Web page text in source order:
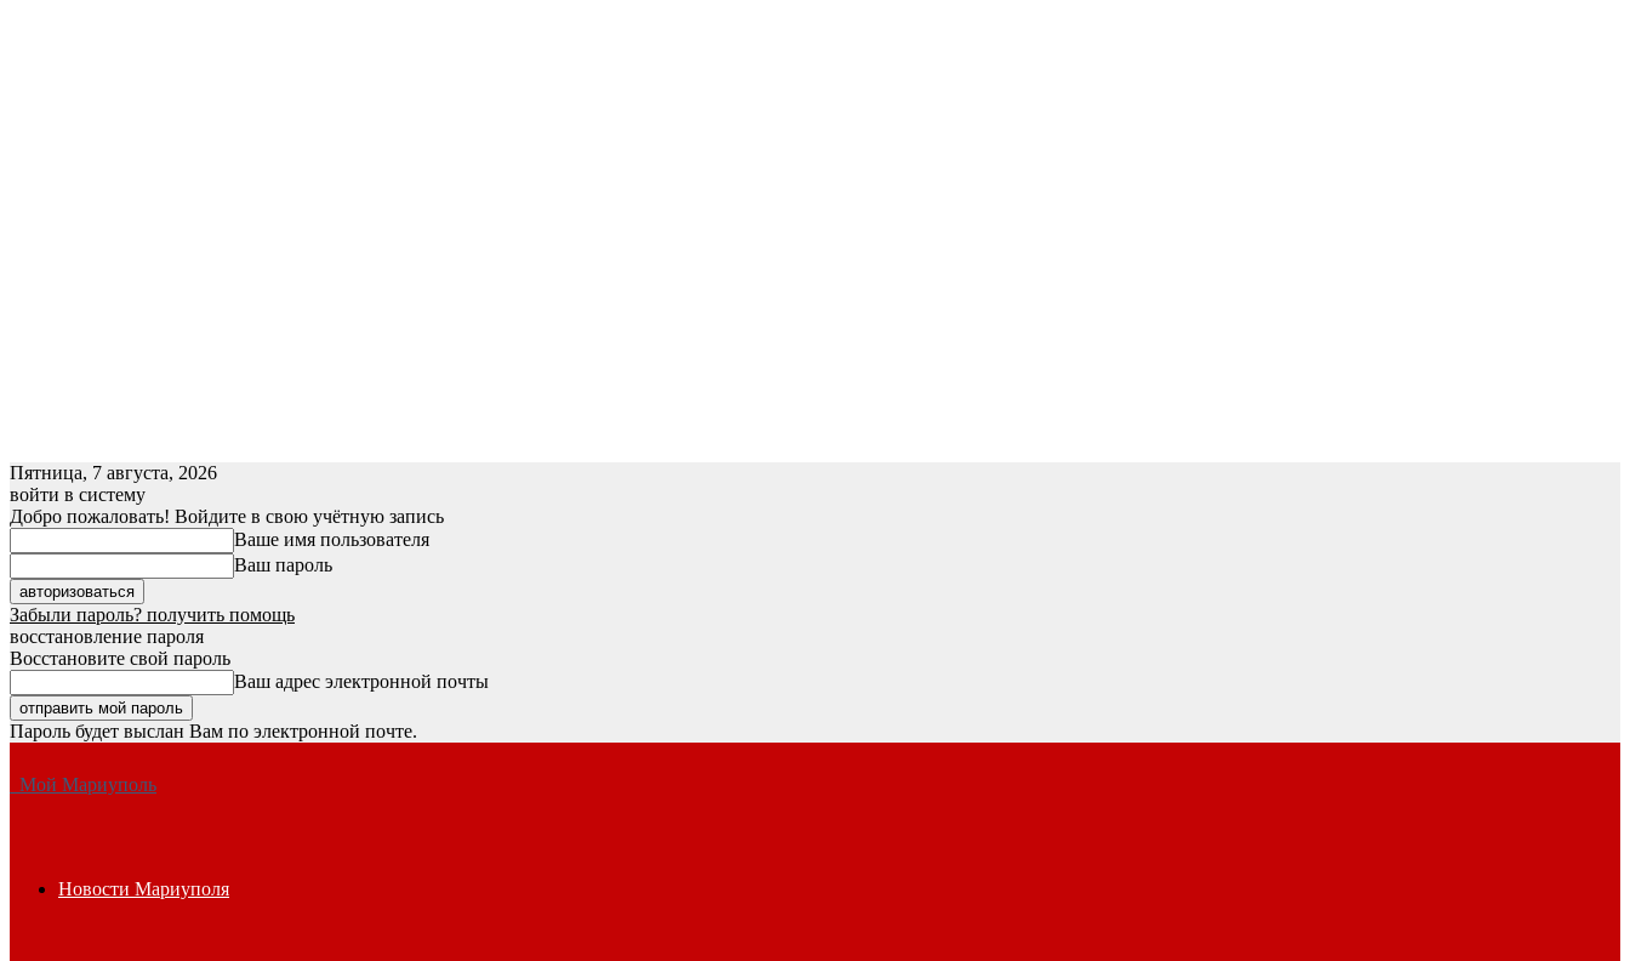
Пятница, 7 августа, 2026
войти в систему
Добро пожаловать! Войдите в свою учётную запись
Ваше имя пользователя
Ваш пароль
Забыли пароль? получить помощь
восстановление пароля
Восстановите свой пароль
Ваш адрес электронной почты
Пароль будет выслан Вам по электронной почте.
Мой Мариуполь
Новости Мариуполя